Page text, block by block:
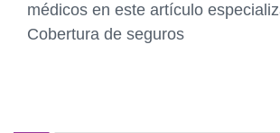
médicos en este artículo
Cobertura de seguros